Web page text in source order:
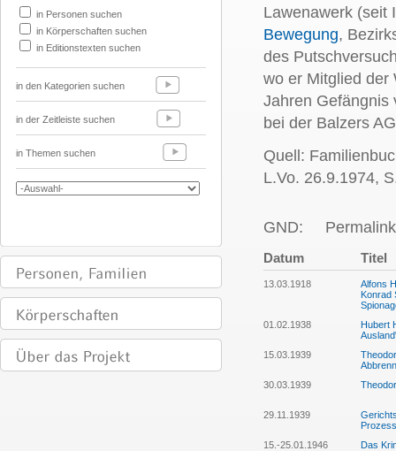
in Personen suchen
in Körperschaften suchen
in Editionstexten suchen
in den Kategorien suchen
in der Zeitleiste suchen
in Themen suchen
Lawenawerk (seit
Bewegung,
des
wo er Mitglied der
Jahren Gefängnis
bei der Balzers
Quell:
L.Vo. 26.9.1974,
GND:
Datum Titel
13.03.1918
Alfons
Konrad
01.02.1938
Hubert
15.03.1939
30.03.1939
29.11.1939
15.-25.01.1946
Das